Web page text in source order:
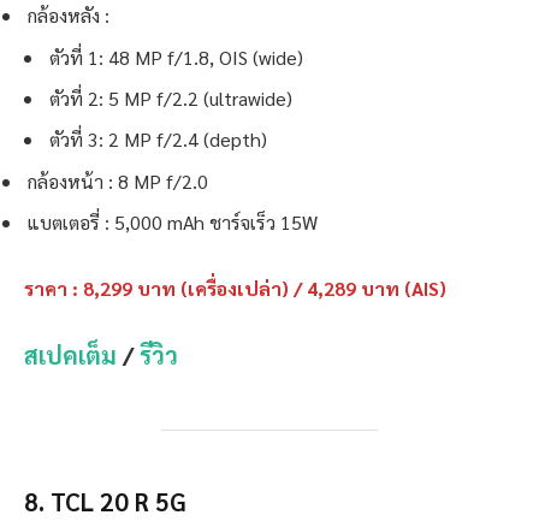
กล้องหลัง :
ตัวที่ 1: 48 MP f/1.8, OIS (wide)
ตัวที่ 2: 5 MP f/2.2 (ultrawide)
ตัวที่ 3: 2 MP f/2.4 (depth)
กล้องหน้า : 8 MP f/2.0
แบตเตอรี่ : 5,000 mAh ชาร์จเร็ว 15W
ราคา : 8,299 บาท (เครื่องเปล่า) / 4,289 บาท (AIS)
สเปคเต็ม /รีวิว
8. TCL 20 R 5G